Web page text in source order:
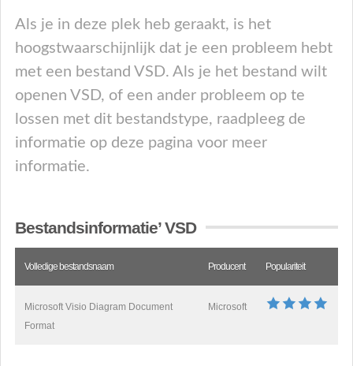
Als je in deze plek heb geraakt, is het
hoogstwaarschijnlijk dat je een probleem hebt
met een bestand VSD. Als je het bestand wilt
openen VSD, of een ander probleem op te
lossen met dit bestandstype, raadpleeg de
informatie op deze pagina voor meer
informatie.
Bestandsinformatie’ VSD
Volledige bestandsnaam Producent Populariteit
Microsoft Visio Diagram Document
Format
Microsoft